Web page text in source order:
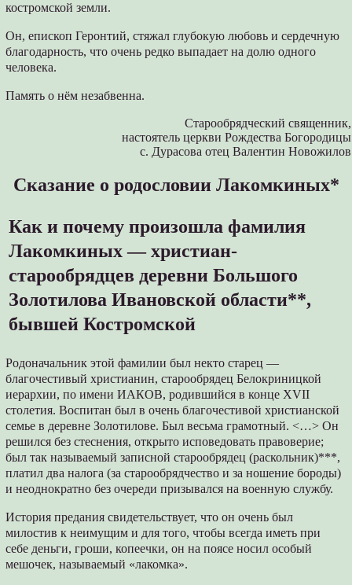
костромской земли.
Он, епископ Геронтий, стяжал глубокую любовь и сердечную
благодарность, что очень редко выпадает на долю одного
человека.
Память о нём незабвенна.
Старообрядческий священник,
настоятель церкви Рождества Богородицы
с. Дурасова отец Валентин Новожилов
Сказание о родословии Лакомкиных*
Как и почему произошла фамилия
Лакомкиных — христиан-
старообрядцев деревни Большого
Золотилова Ивановской области**,
бывшей Костромской
Родоначальник этой фамилии был некто старец —
благочестивый христианин, старообрядец Белокриницкой
иерархии, по имени ИАКОВ, родившийся в конце XVII
столетия. Воспитан был в очень благочестивой христианской
семье в деревне Золотилове. Был весьма грамотный. <…> Он
решился без стеснения, открыто исповедовать правоверие;
был так называемый записной старообрядец (раскольник)***,
платил два налога (за старообрядчество и за ношение бороды)
и неоднократно без очереди призывался на военную службу.
История предания свидетельствует, что он очень был
милостив к неимущим и для того, чтобы всегда иметь при
себе деньги, гроши, копеечки, он на поясе носил особый
мешочек, называемый «лакомка».